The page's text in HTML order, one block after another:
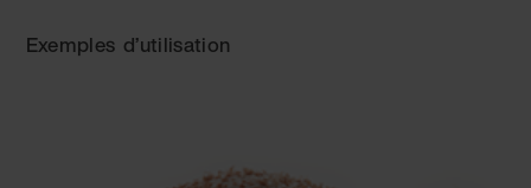
Exemples d’utilisation